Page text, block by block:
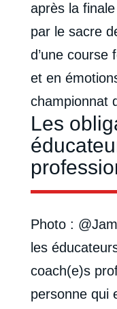
après la
par le sacre
d’une course
et en
championnat
Les
Photo :
les
coach(e)s
personne qui